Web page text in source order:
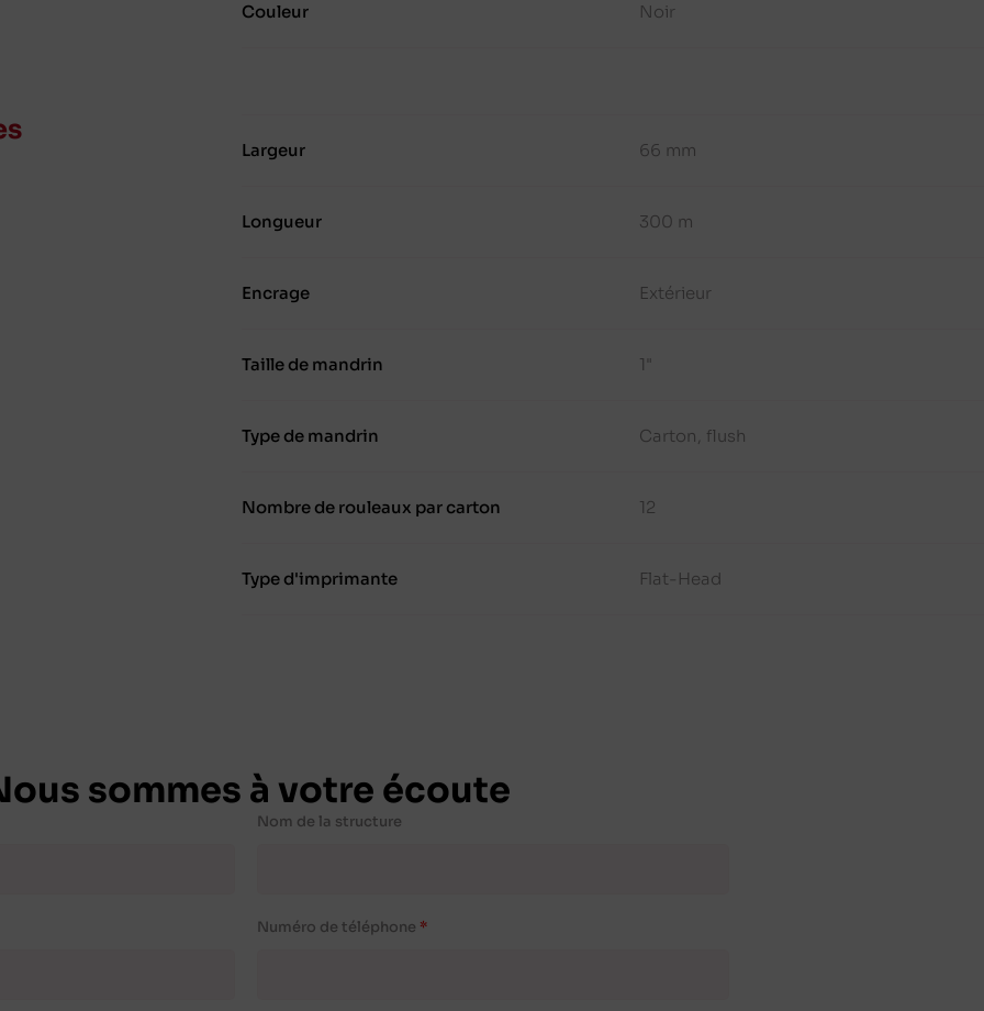
Couleur Noir
Largeur 66 mm
Longueur 300 m
Encrage Extérieur
Taille de mandrin 1"
Type de mandrin Carton, flush
Nombre de rouleaux par carton 12
Type d'imprimante Flat-Head
sommes à votre écoute
Nom de la structure
Numéro de téléphone